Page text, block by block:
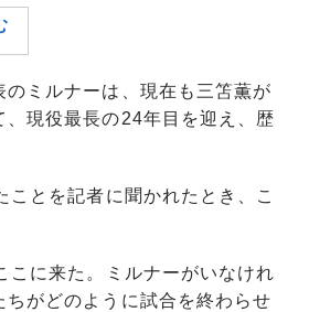
ミルナーは、現在も三笘薫が
現役最長の24年目を迎え、歴
とを記者に聞かれたとき、こ
こに来た。ミルナーがいなけれ
がどのように試合を終わらせ